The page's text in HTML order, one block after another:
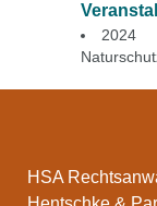
2024
HSA